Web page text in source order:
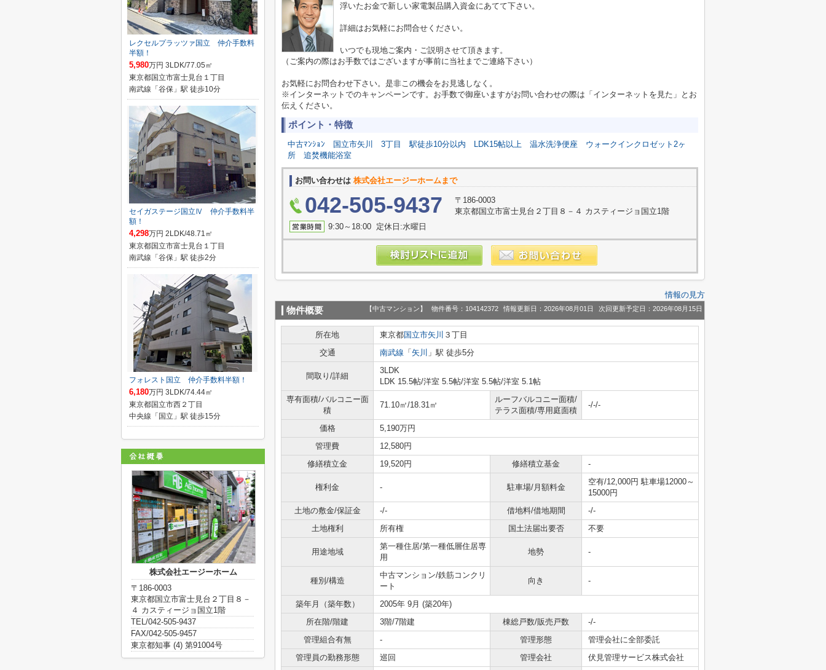
浮いたお金で新しい家電製品購入資金にあてて下さい。
詳細はお気軽にお問合せください。
いつでも現地ご案内・ご説明させて頂きます。
（ご案内の際はお手数ではございますが事前に当社までご連絡下さい）
お気軽にお問合わせ下さい。是非この機会をお見逃しなく。
※インターネットでのキャンペーンです。お手数で御座いますがお問い合わせの際は「インターネットを見た」とお
伝えください。
ポイント・特徴
中古ﾏﾝｼｮﾝ 国立市矢川 3丁目 駅徒歩10分以内 LDK15帖以上 温水洗浄便座
ウォークインクロゼット2ヶ
所
追焚機能浴室
お問い合わせは 株式会社エージーホームまで
042-505-9437
〒186-0003
東京都国立市富士見台２丁目８－４ カスティージョ国立1階
9:30～18:00 定休日:水曜日
情報の見方
物件概要 【中古マンション】 物件番号：104142372 情報更新日：2026年08月01日 次回更新予定日：2026年08月15日
所在地 東京都国立市矢川 ３丁目
交通
南武線 「 矢川 」駅 徒歩5分
間取り/詳細
3LDK
LDK 15.5帖/洋室 5.5帖/洋室 5.5帖/洋室 5.1帖
専有面積/バルコニー面
積
71.10㎡/18.31㎡
ルーフバルコニー面積/
テラス面積/専用庭面積
-/-/-
価格
5,190万円
管理費
12,580円
修繕積立金
19,520円 修繕積立基金 -
権利金 - 駐車場/月額料金
空有/12,000円 駐車場12000～
15000円
土地の敷金/保証金
-/- 借地料/借地期間
-/-
土地権利
所有権 国土法届出要否 不要
用途地域
第一種住居/第一種低層住居専
用
地勢 -
種別/構造
中古マンション/鉄筋コンクリ
ート
向き -
築年月（築年数）
2005年 9月 (築20年)
所在階/階建
3階/7階建 棟総戸数/販売戸数
-/-
管理組合有無
- 管理形態
管理会社に全部委託
管理員の勤務形態
巡回 管理会社
伏見管理サービス株式会社
レクセルプラッツァ国立 仲介手数料
半額！
5,980万円 3LDK/77.05㎡
東京都国立市富士見台１丁目
南武線「谷保」駅 徒歩10分
セイガステージ国立Ⅳ 仲介手数料半
額！
4,298万円 2LDK/48.71㎡
東京都国立市富士見台１丁目
南武線「谷保」駅 徒歩2分
フォレスト国立 仲介手数料半額！
6,180万円 3LDK/74.44㎡
東京都国立市西２丁目
中央線「国立」駅 徒歩15分
株式会社エージーホーム
〒186-0003
東京都国立市富士見台２丁目８－
４ カスティージョ国立1階
TEL/042-505-9437
FAX/042-505-9457
東京都知事 (4) 第91004号